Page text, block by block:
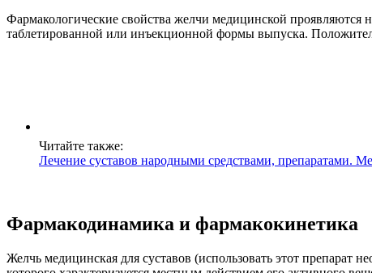
Фармакологические свойства желчи медицинской проявляются
таблетированной или инъекционной формы выпуска.
Читайте также:
Лечение суставов народными средствами, препаратами.
Фармакодинамика и фармакокинетика
Желчь медицинская для суставов (использовать этот